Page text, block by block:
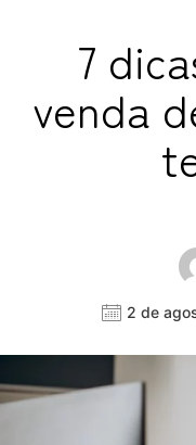
7
venda
2 de